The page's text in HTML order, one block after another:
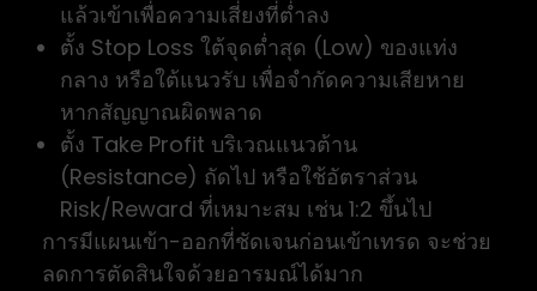
แล้วเข้าเพื่อความเสี่ยงที่ต่ำลง
ตั้ง Stop Loss ใต้จุดต่ำสุด (Low) ของแท่ง
กลาง หรือใต้แนวรับ เพื่อจำกัดความเสียหาย
หากสัญญาณผิดพลาด
ตั้ง Take Profit บริเวณแนวต้าน
(Resistance) ถัดไป หรือใช้อัตราส่วน
Risk/Reward ที่เหมาะสม เช่น 1:2 ขึ้นไป
การมีแผนเข้า-ออกที่ชัดเจนก่อนเข้าเทรด จะช่วย
ลดการตัดสินใจด้วยอารมณ์ได้มาก